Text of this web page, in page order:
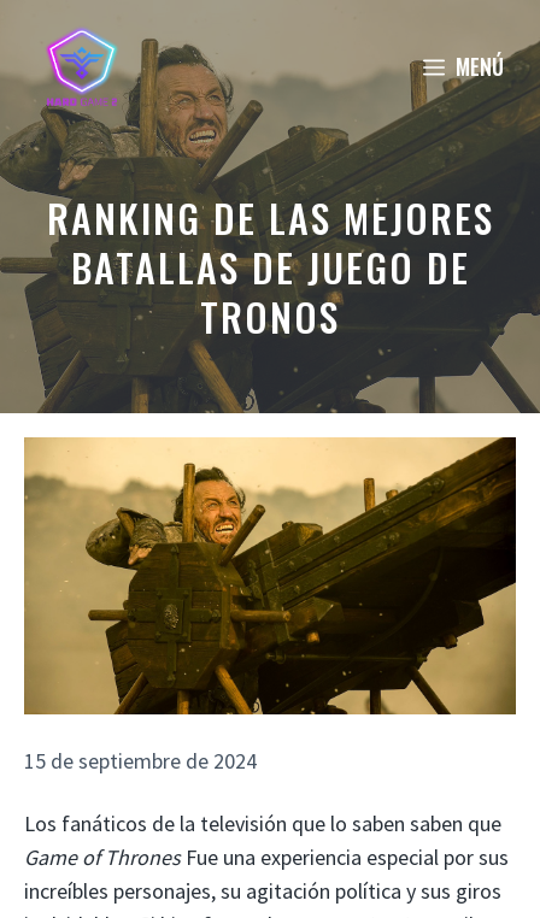
contenido
MENÚ
RANKING DE LAS MEJORES
BATALLAS DE JUEGO DE
TRONOS
15 de septiembre de 2024
Los fanáticos de la televisión que lo saben saben que
Game of ThronesFue una experiencia especial por sus
increíbles personajes, su agitación política y sus giros